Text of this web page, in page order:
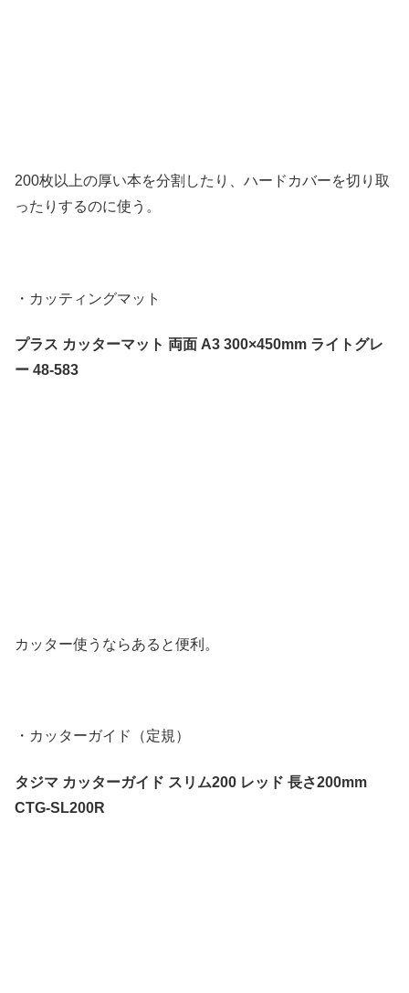
200枚以上の厚い本を分割したり、ハードカバーを切り取
ったりするのに使う。
・カッティングマット
プラス カッターマット 両面 A3 300×450mm ライトグレ
ー 48-583
カッター使うならあると便利。
・カッターガイド（定規）
タジマ カッターガイド スリム200 レッド 長さ200mm
CTG-SL200R